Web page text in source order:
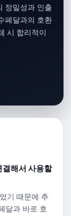
정밀성과 인출
페달과의 호환
시 합리적이
결해서 사용할
기 때문에 추
달과 바로 호